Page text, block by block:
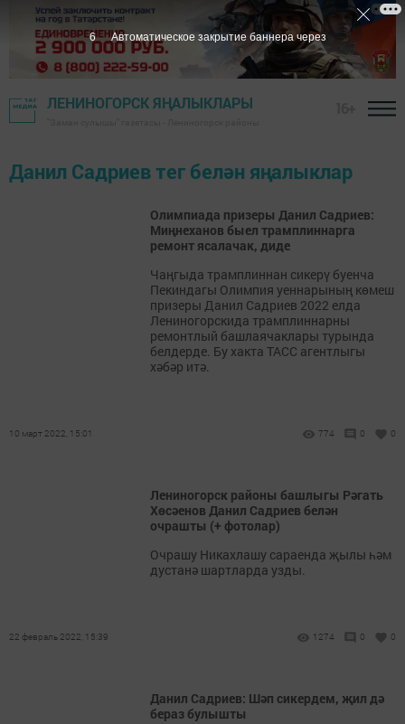
ЛЕНИНОГОРСК ЯҢАЛЫКЛАРЫ
Данил Садриев тег белән яңалыклар
Олимпиада призеры Данил Садриев:
Миңнеханов быел трамплиннарга
ремонт ясалачак, диде
Чаңгыда трамплиннан сикерү буенча
Пекиндагы Олимпия уеннарының көмеш
призеры Данил Садриев 2022 елда
Лениногорскида трамплиннарны
ремонтлый башлаячаклары турында
белдерде. Бу хакта ТАСС агентлыгы
хәбәр итә.
10 март 2022, 15:01 774 0 0
Лениногорск районы башлыгы Рәгать
Хөсәенов Данил Садриев белән
очрашты (+ фотолар)
Очрашу Никахлашу сараенда җылы һәм
дустанә шартларда узды.
22 февраль 2022, 15:39 1274 0 0
Данил Садриев: Шәп сикердем, җил дә
бераз булышты
6 Автоматическое закрытие баннера через